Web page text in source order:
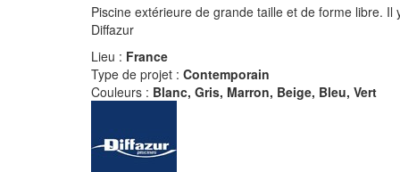
Piscine extérieure de grande taille et de forme libre.
Diffazur
Lieu : France
Type de projet : Contemporain
Couleurs : Blanc, Gris, Marron, Beige, Bleu, Vert